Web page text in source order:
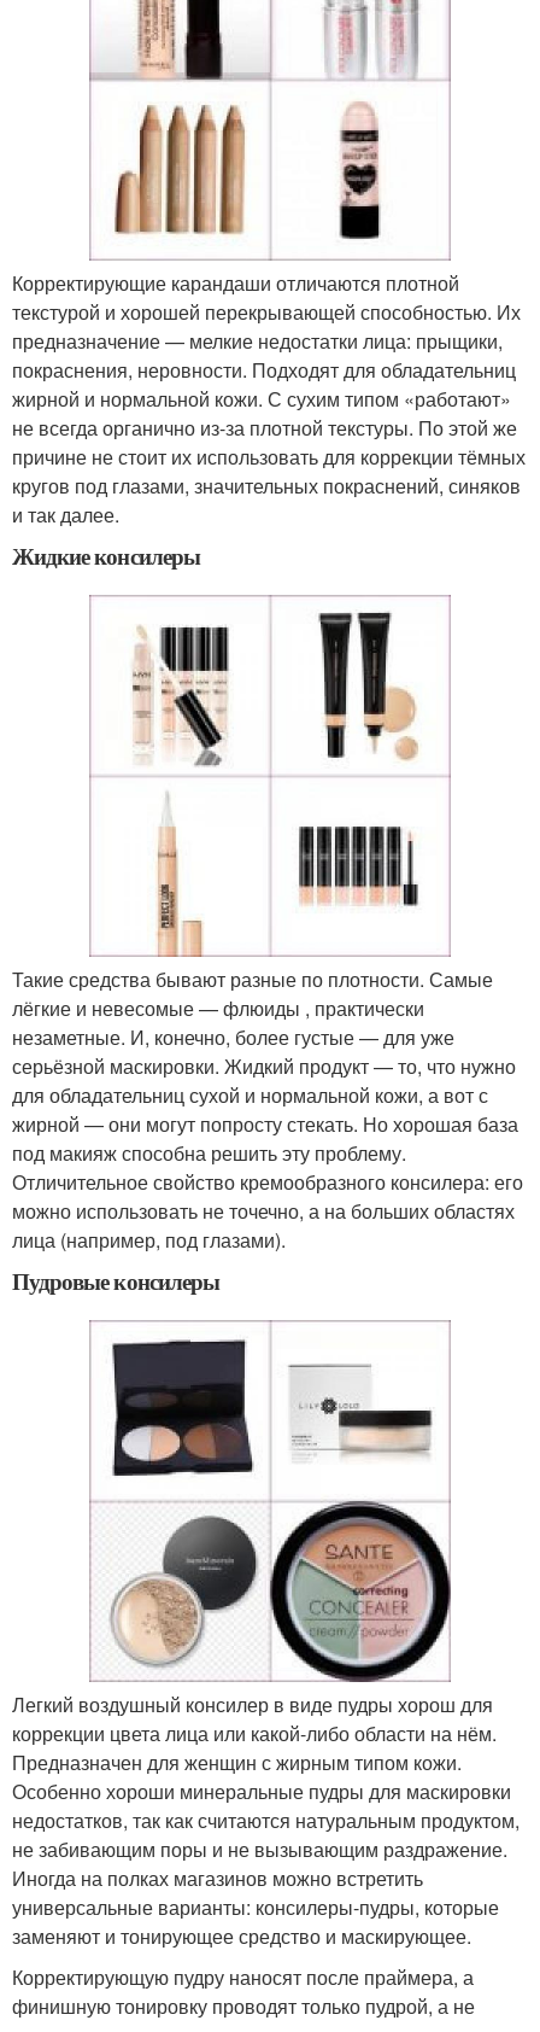
Корректирующие карандаши отличаются плотной
текстурой и хорошей перекрывающей способностью. Их
предназначение — мелкие недостатки лица: прыщики,
покраснения, неровности. Подходят для обладательниц
жирной и нормальной кожи. С сухим типом «работают»
не всегда органично из-за плотной текстуры. По этой же
причине не стоит их использовать для коррекции тёмных
кругов под глазами, значительных покраснений, синяков
и так далее.
Жидкие консилеры
Такие средства бывают разные по плотности. Самые
лёгкие и невесомые — флюиды , практически
незаметные. И, конечно, более густые — для уже
серьёзной маскировки. Жидкий продукт — то, что нужно
для обладательниц сухой и нормальной кожи, а вот с
жирной — они могут попросту стекать. Но хорошая база
под макияж способна решить эту проблему.
Отличительное свойство кремообразного консилера: его
можно использовать не точечно, а на больших областях
лица (например, под глазами).
Пудровые консилеры
Легкий воздушный консилер в виде пудры хорош для
коррекции цвета лица или какой-либо области на нём.
Предназначен для женщин с жирным типом кожи.
Особенно хороши минеральные пудры для маскировки
недостатков, так как считаются натуральным продуктом,
не забивающим поры и не вызывающим раздражение.
Иногда на полках магазинов можно встретить
универсальные варианты: консилеры-пудры, которые
заменяют и тонирующее средство и маскирующее.
Корректирующую пудру наносят после праймера, а
финишную тонировку проводят только пудрой, а не